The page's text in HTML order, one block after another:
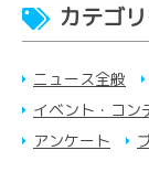
カテゴ
ニュース全般
イベント・コン
アンケート